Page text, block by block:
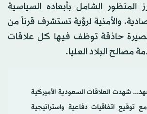
المنظور الشامل بأبعاده السياسية
والأمنية لرؤية تستشرف قرناً من
حاذقة توظف فيها كل علاقات
مصالح البلاد العليا.
شهدت العلاقات السعودية الأميركية
توقيع اتفاقيات دفاعية واستراتيجية